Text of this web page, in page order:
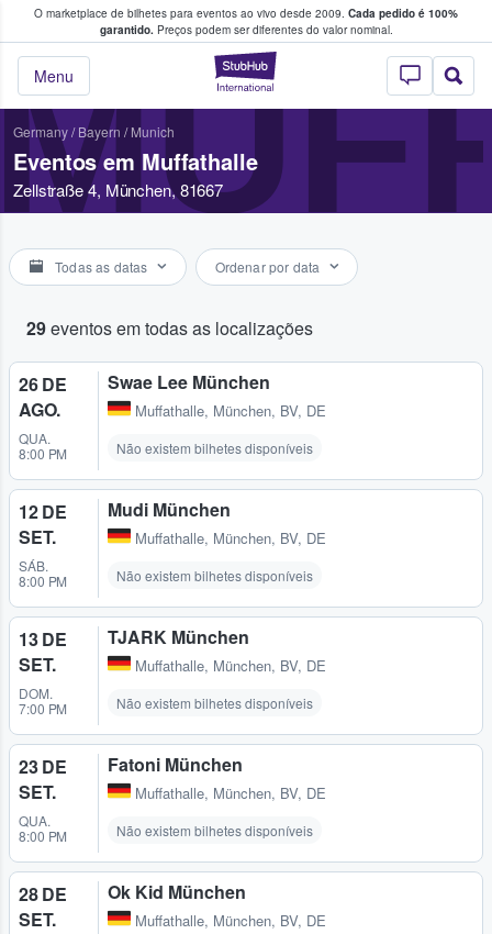
O marketplace de bilhetes para eventos ao vivo desde 2009. Cada pedido é 100%
garantido.Preços podem ser diferentes do valor nominal.
StubHub – onde
Menu
fãs compram e vendem bilhetes
Germany/ Bayern / Munich
Eventos em Muffathalle
Zellstraße 4, München, 81667
Todas as datas Ordenar por data
29eventos em todas as localizações
26 DE
AGO.
QUA.
8:00 PM
Swae Lee München
Muffathalle, München, BV, DE
Não existem bilhetes disponíveis
12 DE
SET.
SÁB.
8:00 PM
Mudi München
Muffathalle, München, BV, DE
Não existem bilhetes disponíveis
13 DE
SET.
DOM.
7:00 PM
TJARK München
Muffathalle, München, BV, DE
Não existem bilhetes disponíveis
23 DE
SET.
QUA.
8:00 PM
Fatoni München
Muffathalle, München, BV, DE
Não existem bilhetes disponíveis
28 DE
SET.
Ok Kid München
Muffathalle, München, BV, DE